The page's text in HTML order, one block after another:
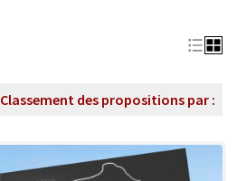
Classement des propositions par :